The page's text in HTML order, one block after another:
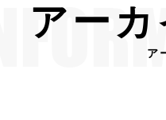
アー
ア